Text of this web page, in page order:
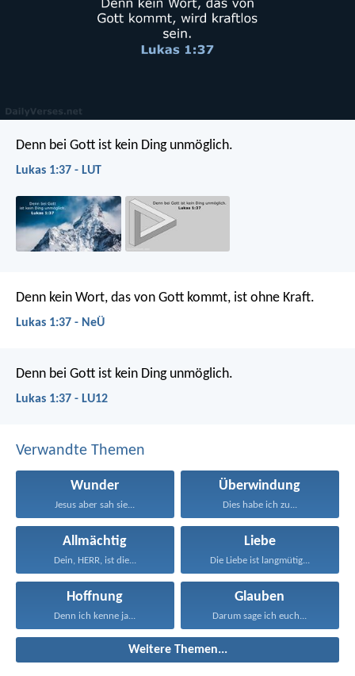
Denn bei Gott ist kein Ding unmöglich.
Lukas 1:37 - LUT
Denn kein Wort, das von Gott kommt, ist ohne Kraft.
Lukas 1:37 - NeÜ
Denn bei Gott ist kein Ding unmöglich.
Lukas 1:37 - LU12
Verwandte Themen
Wunder
Jesus aber sah sie...
Überwindung
Dies habe ich zu...
Allmächtig
Dein, HERR, ist die...
Liebe
Die Liebe ist langmütig...
Hoffnung
Denn ich kenne ja...
Glauben
Darum sage ich euch...
Weitere Themen...